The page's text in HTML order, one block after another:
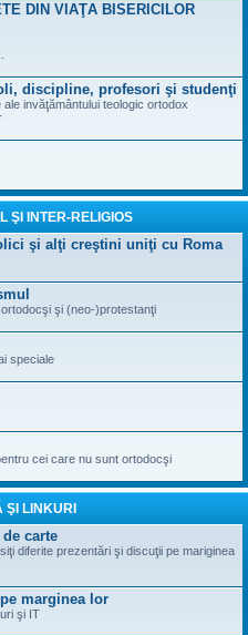
DIN VIAŢA BISERICILOR
discipline, profesori şi studenţi
invăţământului teologic ortodox
ŞI INTER-RELIGIOS
şi alţi creştini uniţi cu Roma
şi (neo-)protestanţi
speciale
cei care nu sunt ortodocşi
ŞI LINKURI
carte
diferite prezentări şi discuţii pe mariginea
marginea lor
şi IT